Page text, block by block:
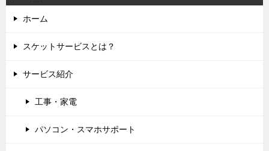
ホーム
スケットサービスとは？
サービス紹介
工事・家電
パソコン・スマホサポート